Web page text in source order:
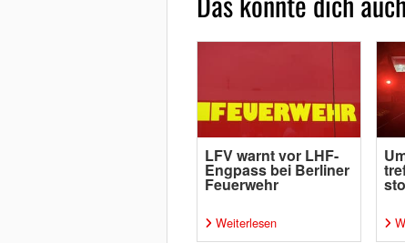
LFV warnt vor LHF-
Engpass bei Berliner
Feuerwehr
Weiterlesen